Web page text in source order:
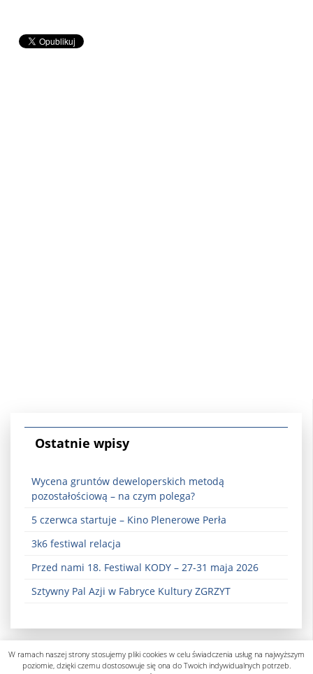
Ostatnie wpisy
Wycena gruntów deweloperskich metodą
pozostałościową – na czym polega?
5 czerwca startuje – Kino Plenerowe Perła
3k6 festiwal relacja
Przed nami 18. Festiwal KODY – 27-31 maja 2026
Sztywny Pal Azji w Fabryce Kultury ZGRZYT
W ramach naszej strony stosujemy pliki cookies w celu świadczenia usług na najwyższym
poziomie, dzięki czemu dostosowuje się ona do Twoich indywidualnych potrzeb.